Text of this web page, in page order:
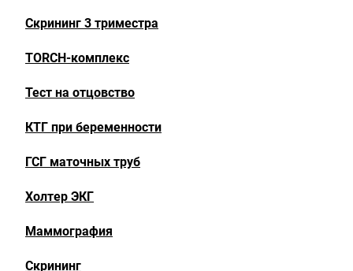
Скрининг 3 триместра
TORCH-комплекс
Тест на отцовство
КТГ при беременности
ГСГ маточных труб
Холтер ЭКГ
Маммография
Скрининг